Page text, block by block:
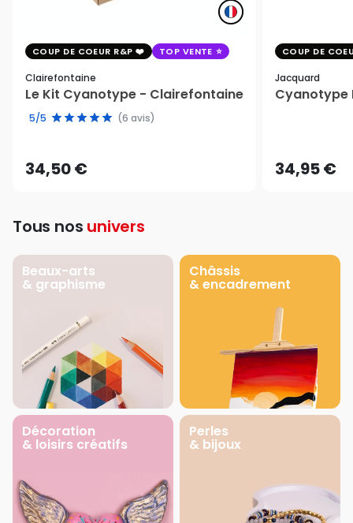
COUP DE COEUR R&P TOP VENTE
Clairefontaine
Le Kit Cyanotype - Clairefontaine
5/5 (6 avis)
34,50 €
COUP DE
Jacquard
Cyanotype
34,95 €
Tous nos univers
Beaux-arts
& graphisme
Châssis
& encadrement
Décoration
& loisirs créatifs
Perles
& bijoux